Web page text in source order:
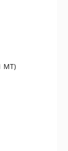
MT)